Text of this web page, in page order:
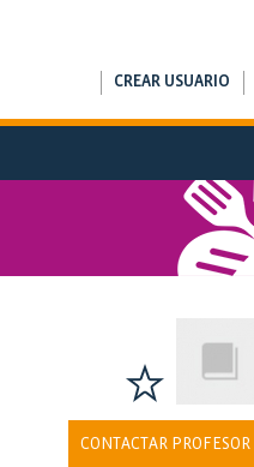
CREAR USUARIO
CONTACTAR PROFESOR